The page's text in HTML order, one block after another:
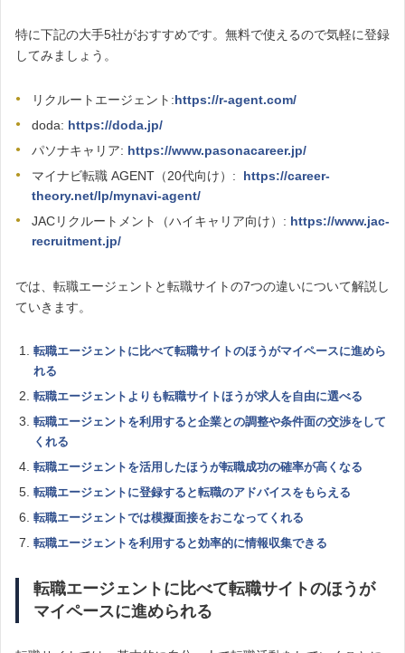
特に下記の大手5社がおすすめです。無料で使えるので気軽に登録
してみましょう。
リクルートエージェント:https://r-agent.com/
doda: https://doda.jp/
パソナキャリア: https://www.pasonacareer.jp/
マイナビ転職 AGENT（20代向け）: https://career-
theory.net/lp/mynavi-agent/
JACリクルートメント（ハイキャリア向け）: https://www.jac-
recruitment.jp/
では、転職エージェントと転職サイトの7つの違いについて解説し
ていきます。
転職エージェントに比べて転職サイトのほうがマイペースに進めら
れる
転職エージェントよりも転職サイトほうが求人を自由に選べる
転職エージェントを利用すると企業との調整や条件面の交渉をして
くれる
転職エージェントを活用したほうが転職成功の確率が高くなる
転職エージェントに登録すると転職のアドバイスをもらえる
転職エージェントでは模擬面接をおこなってくれる
転職エージェントを利用すると効率的に情報収集できる
転職エージェントに比べて転職サイトのほうが
マイペースに進められる